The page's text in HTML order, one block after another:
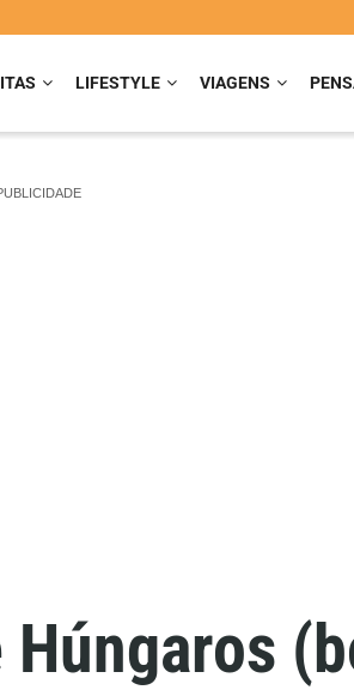
LIFESTYLE VIAGENS